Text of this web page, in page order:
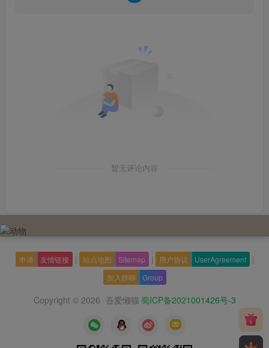
暂无评论内容
申请 友情链接 | 站点地图 Sitemap | 用户协议 UserAgreement |
加入群聊 Group
Copyright © 2026 · 吾爱懒猫 蜀ICP备2021001426号-3